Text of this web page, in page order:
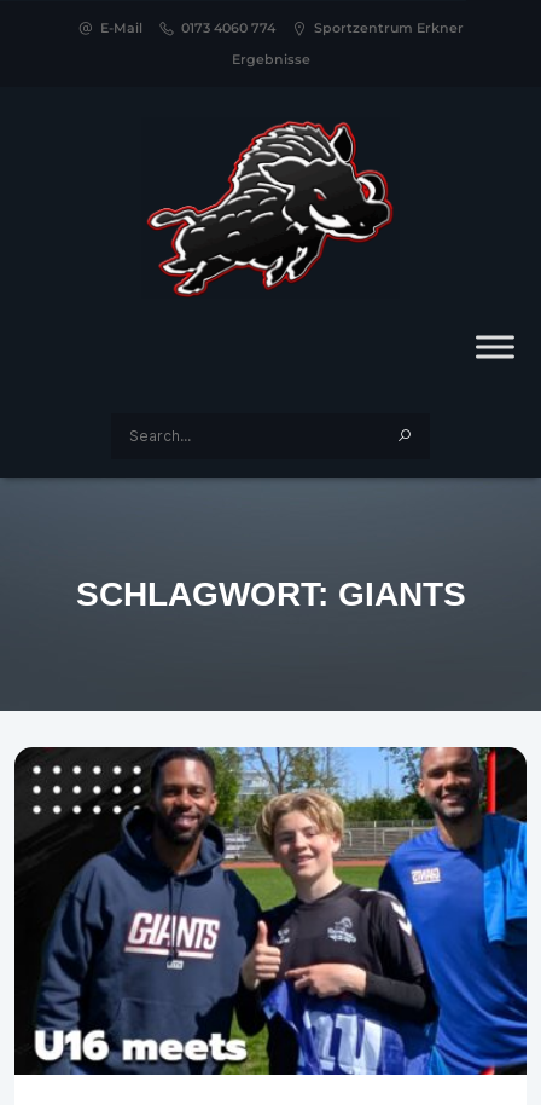
E-Mail 0173 4060 774
Sportzentrum Erkner
Ergebnisse
SCHLAGWORT: GIANTS